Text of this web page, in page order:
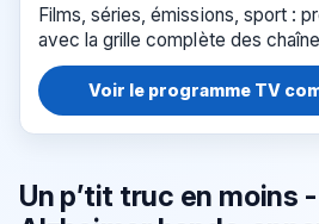
Films, séries, émissions, sport :
avec la grille complète des
Voir le programme TV
Un p’tit truc en moins